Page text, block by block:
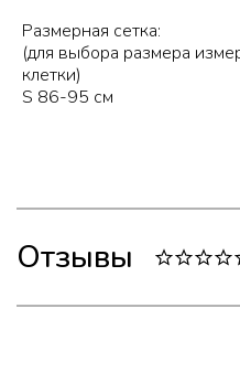
Размерная сетка:
(для выбора размера
клетки)
S 86-95 см
Отзывы